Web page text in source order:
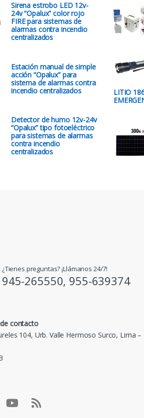
Sirena estrobo LED 12v-
24v “Opalux” color rojo
FIRE para sistemas de
alarmas contra incendio
centralizados
Estación manual de simple
acción “Opalux” para
sistema de alarmas contra
incendio centralizados
Detector de humo 12v-24v
“Opalux” tipo fotoeléctrico
para sistemas de alarmas
contra incendio
centralizados
LITIO
¿Tienes preguntas? ¡Llámanos 24/7!
945-265550, 955-639374
contacto
104, Urb. Valle Hermoso Surco, Lima –